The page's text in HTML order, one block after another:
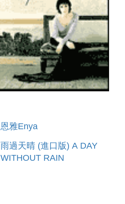
恩雅Enya
雨過天晴 (進口版) A DAY
WITHOUT RAIN